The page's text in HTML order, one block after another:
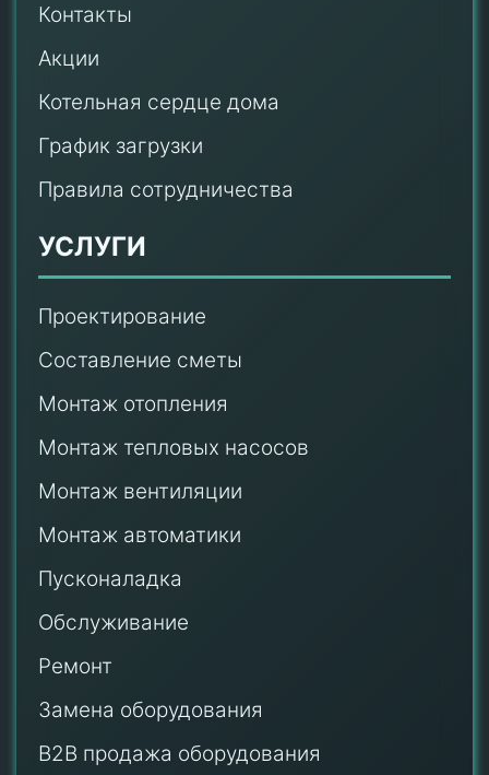
Контакты
Акции
Котельная сердце дома
График загрузки
Правила сотрудничества
УСЛУГИ
Проектирование
Составление сметы
Монтаж отопления
Монтаж тепловых насосов
Монтаж вентиляции
Монтаж автоматики
Пусконаладка
Обслуживание
Ремонт
Замена оборудования
B2B продажа оборудования